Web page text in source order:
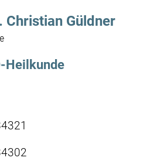
Christian Güldner
Heilkunde